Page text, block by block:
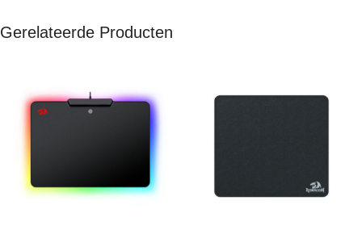
Gerelateerde Producten